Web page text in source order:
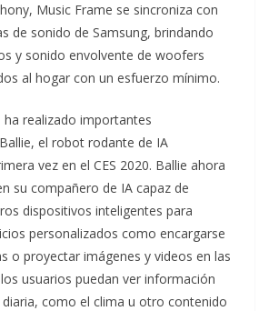
Music Frame se sincroniza con
de sonido de Samsung, brindando
y sonido envolvente de woofers
al hogar con un esfuerzo mínimo.
ha realizado importantes
el robot rodante de IA
vez en el CES 2020. Ballie ahora
su compañero de IA capaz de
dispositivos inteligentes para
personalizados como encargarse
o proyectar imágenes y videos en las
usuarios puedan ver información
diaria, como el clima u otro contenido